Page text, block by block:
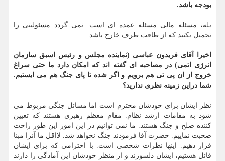
بودجه باشد.
بله، مسئله مالی مسئله عمده ای است. نمی گردد مسئولیتی را
تحمیل بکنید که از طاقت طرف خارج باشد.
اخیرا آقای فریدون عباسی (نماینده مجلس و رئیس اسبق سازمان
انرژی اتمی) در مصاحبه ای گفته اند که امکان دارد ما حتی سراغ
خروج از ان پی تی هم برویم و اگر شده تا پای جنگ هم می ایستیم.
شما دراین زمینه نظری ندارید؟
نظر ایشان برای خودشان محترم است اما مسائل جنگی مربوط می
شود به مقامات ارشد نظام. مقام معظم رهبری هستند که تعیین
کننده صلح و جنگ هستند. ما نمی توانیم در این امور این طور راحت
صحبت نماییم. حضرت آقا فرمودند جنگ نخواهد شد. لااقل ما آنرا مبنا
قرار دهیم. اینها نظرات شخصی است. با احترامی که برای ایشان
قائل هستیم، ایشان دلسوزند و از منظر خودشان این آمادگی را دارند